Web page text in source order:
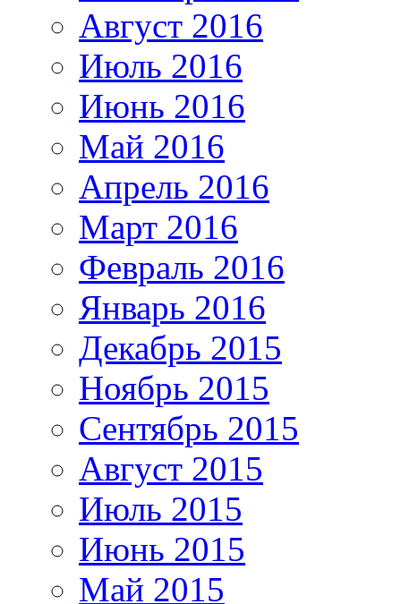
Август 2016
Июль 2016
Июнь 2016
Май 2016
Апрель 2016
Март 2016
Февраль 2016
Январь 2016
Декабрь 2015
Ноябрь 2015
Сентябрь 2015
Август 2015
Июль 2015
Июнь 2015
Май 2015